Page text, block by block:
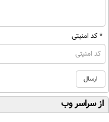
* کد امنیتی
از سراسر وب